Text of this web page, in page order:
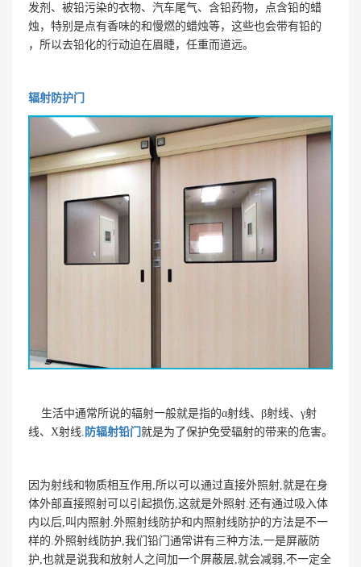
发剂、被铅污染的衣物、汽车尾气、含铅药物，点含铅的蜡
烛，特别是点有香味的和慢燃的蜡烛等，这些也会带有铅的
，所以去铅化的行动迫在眉睫，任重而道远。
辐射防护门
生活中通常所说的辐射一般就是指的α射线、β射线、γ射
线、X射线. 防辐射铅门 就是为了保护免受辐射的带来的危害。
因为射线和物质相互作用,所以可以通过直接外照射,就是在身
体外部直接照射可以引起损伤,这就是外照射.还有通过吸入体
内以后,叫内照射.外照射线防护和内照射线防护的方法是不一
样的.外照射线防护,我们铅门通常讲有三种方法,一是屏蔽防
护,也就是说我和放射人之间加一个屏蔽层,就会减弱,不一定全